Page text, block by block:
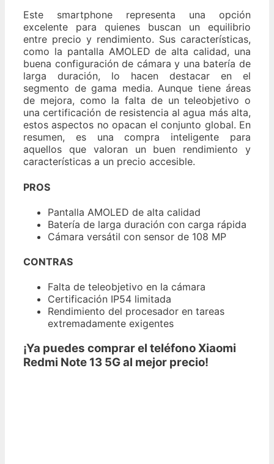
Este smartphone representa una opción
excelente para quienes buscan un equilibrio
entre precio y rendimiento. Sus características,
como la pantalla AMOLED de alta calidad, una
buena configuración de cámara y una batería de
larga duración, lo hacen destacar en el
segmento de gama media. Aunque tiene áreas
de mejora, como la falta de un teleobjetivo o
una certificación de resistencia al agua más alta,
estos aspectos no opacan el conjunto global. En
resumen, es una compra inteligente para
aquellos que valoran un buen rendimiento y
características a un precio accesible.
PROS
Pantalla AMOLED de alta calidad
Batería de larga duración con carga rápida
Cámara versátil con sensor de 108 MP
CONTRAS
Falta de teleobjetivo en la cámara
Certificación IP54 limitada
Rendimiento del procesador en tareas
extremadamente exigentes
¡Ya puedes comprar el teléfono Xiaomi
Redmi Note 13 5G al mejor precio!